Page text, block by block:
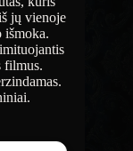
jų vienoje
išmoka.
filmus.